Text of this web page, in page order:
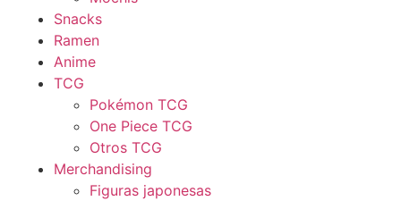
Snacks
Ramen
Anime
TCG
Pokémon TCG
One Piece TCG
Otros TCG
Merchandising
Figuras japonesas